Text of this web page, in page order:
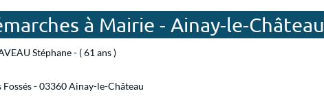
à Mairie - Ainay-le-Château
Stéphane - ( 61 ans )
Fossés - 03360 Ainay-le-Château